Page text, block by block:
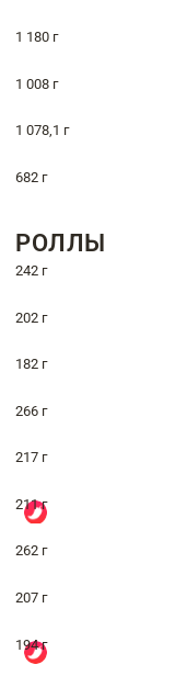
1 180 г
1 008 г
1 078,1 г
682 г
РОЛЛЫ
242 г
202 г
182 г
266 г
217 г
211 г
262 г
207 г
194 г